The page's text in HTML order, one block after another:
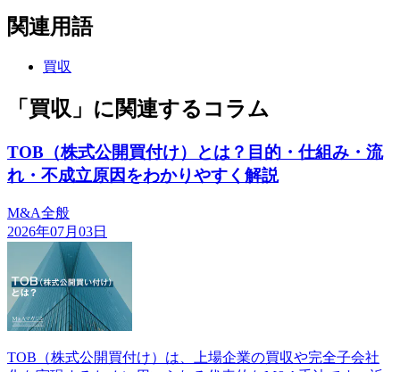
関連用語
買収
「買収」に関連するコラム
TOB（株式公開買付け）とは？目的・仕組み・流
れ・不成立原因をわかりやすく解説
M&A全般
2026年07月03日
TOB（株式公開買付け）は、上場企業の買収や完全子会社